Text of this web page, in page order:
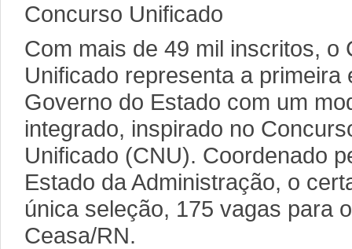
Concurso Unificado
Com mais de 49 mil inscritos, o
Unificado representa a primeira
Governo do Estado com um
integrado, inspirado no
Unificado (CNU). Coordenado
Estado da Administração, o
única seleção, 175 vagas para
Ceasa/RN.